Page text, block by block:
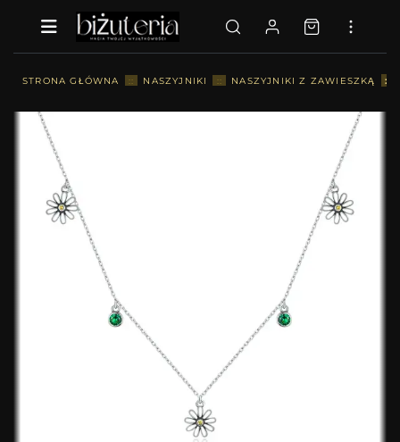
STRONA GŁÓWNA :: NASZYJNIKI :: NASZYJNIKI Z ZAWIESZKĄ ::